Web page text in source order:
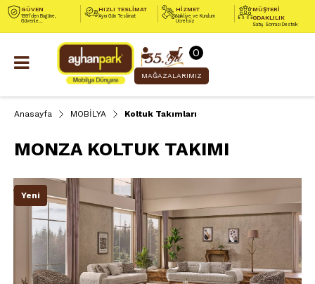
GÜVEN
1991’den Bugüne,
Güvenle...
HIZLI TESLİMAT
Aynı Gün Teslimat
HİZMET
Nakliye ve Kurulum
Ücretsiz
MÜŞTERİ
ODAKLILIK
Satış Sonrası Destek
0
MAĞAZALARIMIZ
Anasayfa MOBİLYA Koltuk Takımları
MONZA KOLTUK TAKIMI
Yeni